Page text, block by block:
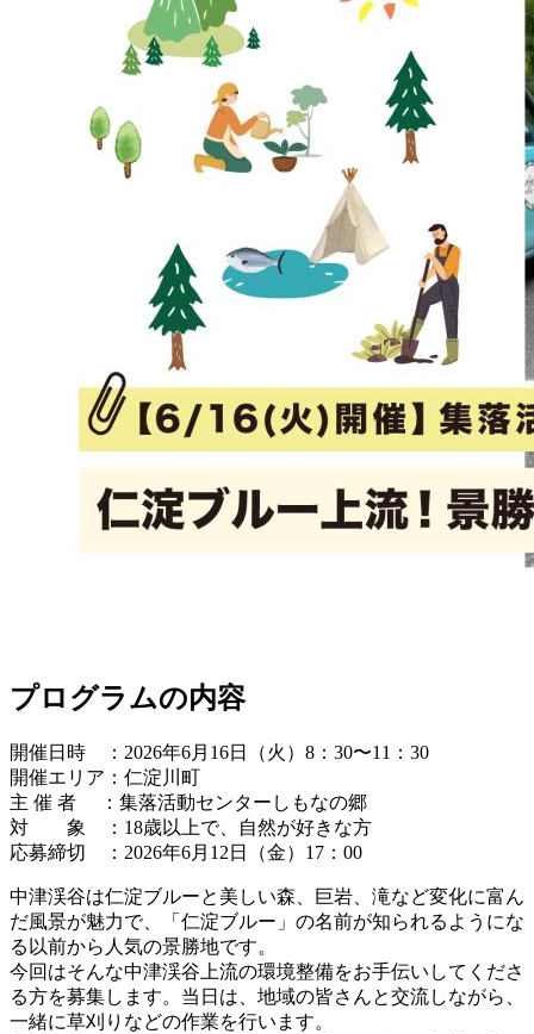
プログラムの内容
開催日時 ：2026年6月16日（火）8：30〜11：30
開催エリア：仁淀川町
主 催 者 ：集落活動センターしもなの郷
対 象 ：18歳以上で、自然が好きな方
応募締切 ：2026年6月12日（金）17：00
中津渓谷は仁淀ブルーと美しい森、巨岩、滝など変化に富ん
だ風景が魅力で、「仁淀ブルー」の名前が知られるようにな
る以前から人気の景勝地です。
今回はそんな中津渓谷上流の環境整備をお手伝いしてくださ
る方を募集します。当日は、地域の皆さんと交流しながら、
一緒に草刈りなどの作業を行います。